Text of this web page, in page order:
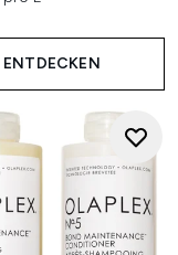
ENTDECKEN